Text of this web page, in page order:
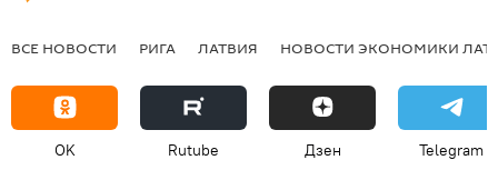
ВСЕ НОВОСТИ РИГА ЛАТВИЯ НОВОСТИ ЭКОНОМИКИ
OK Rutube Дзен Telegram